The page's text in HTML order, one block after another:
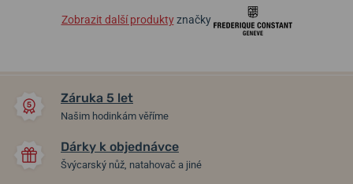
Zobrazit další produktyznačky
Záruka 5 let
Našim hodinkám věříme
Dárky k objednávce
Švýcarský nůž, natahovač a jiné